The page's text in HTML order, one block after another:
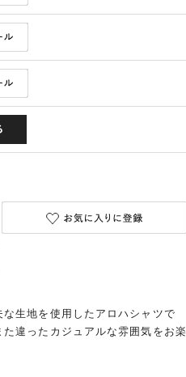
生地を使用したアロハシャツで
違ったカジュアルな雰囲気をお楽